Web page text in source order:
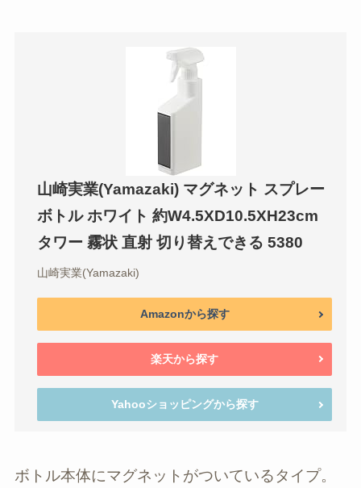
山崎実業(Yamazaki) マグネット スプレー
ボトル ホワイト 約W4.5XD10.5XH23cm
タワー 霧状 直射 切り替えできる 5380
山崎実業(Yamazaki)
Amazonから探す
楽天から探す
Yahooショッピングから探す
ボトル本体にマグネットがついているタイプ。